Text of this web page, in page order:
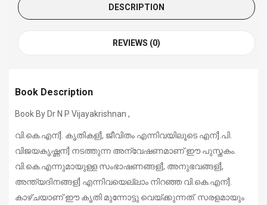
DESCRIPTION
REVIEWS (0)
Book Description
Book By Dr N P Vijayakrishnan ,
വി.കെ.എന്]. കൃതികള്], ജീവിതം എന്നിവയിലൂടെ എന്].പി.
വിജയകൃഷ്ണന്] നടത്തുന്ന അന്വേഷണമാണ് ഈ പുസ്തകം.
വി.കെ.എന്നുമായുള്ള സംഭാഷണങ്ങള്], അനുഭവങ്ങള്],
അന്ത്യദിനങ്ങള്] എന്നിവയെല്ലാം നിറഞ്ഞ വി.കെ.എന്].
കാഴ്ചയാണ് ഈ കൃതി മുന്നോട്ടു വെയ്ക്കുന്നത്. സരളമായും